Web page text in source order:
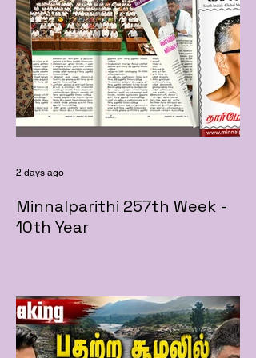
Minnalparithi 257th Week -
10th Year
2 days ago